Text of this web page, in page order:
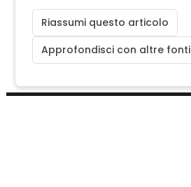
Riassumi questo articolo
Approfondisci con altre fonti